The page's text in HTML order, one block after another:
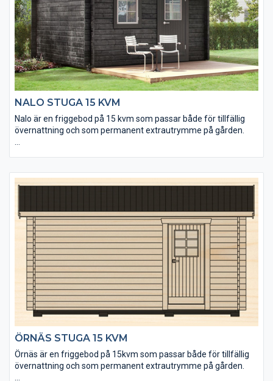
NALO STUGA 15 KVM
Nalo är en friggebod på 15 kvm som passar både för tillfällig
övernattning och som permanent extrautrymme på gården.
• Tack vare måttanpassade fönster kan du enkelt sätta in fler
fönster precis där du vill ha dem.
sätt anpassa alla placeringar helt efter eget huvud.
ÖRNÄS STUGA 15 KVM
Örnäs är en friggebod på 15kvm som passar både för tillfällig
övernattning och som permanent extrautrymme på gården.